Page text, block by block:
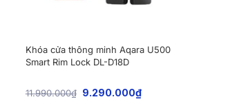
Khóa cửa thông minh Aqara U500
Smart Rim Lock DL-D18D
11.990.000₫ 9.290.000₫